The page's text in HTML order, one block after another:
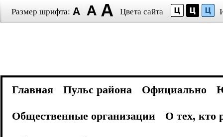
Размер шрифта: Цвета сайта
Главная Пульс района Официально
Общественные организации
О тех, кто